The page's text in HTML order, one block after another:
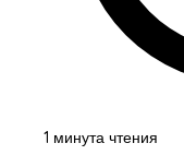
1 минута чтения